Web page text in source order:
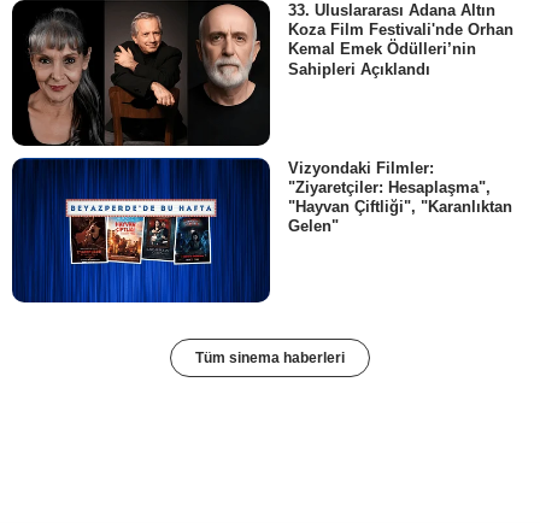
33. Uluslararası Adana Altın
Koza Film Festivali'nde Orhan
Kemal Emek Ödülleri’nin
Sahipleri Açıklandı
Vizyondaki Filmler:
"Ziyaretçiler: Hesaplaşma",
"Hayvan Çiftliği", "Karanlıktan
Gelen"
Tüm sinema haberleri